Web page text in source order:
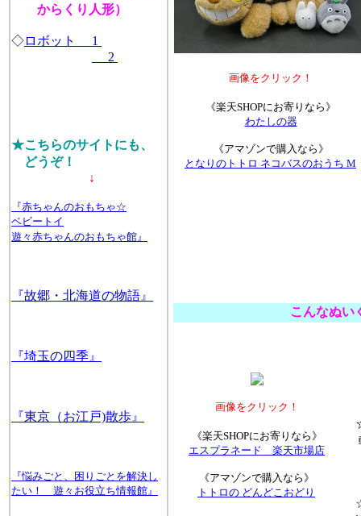
画像をクリック！
《楽天SHOPにお寄りなら》
わたしの器
《アマゾンで購入なら》
となりのトトロ ネコバスのおうち M
こんなぬい
☆
☆
画像をクリック！
《楽天SHOPにお寄りなら》
エスプラネード 楽天市場店
《アマゾンで購入なら》
トトロの どんどこおどり
からくり人形）
◇ロボット 1
2
★こちらのサイトにも、
どうぞ！
↓
『赤ちゃんのおもちゃ☆
ベビートイ
遊々赤ちゃんのおもちゃ館』
『故郷・北海道の物語』
『埼玉の四季』
『東京（お江戸)散歩』
『悩みごと、困りごとを解決し
たい！ 遊々お役立ち情報館』